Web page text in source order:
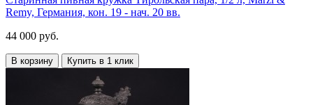
Remy, Германия, кон. 19 - нач. 20 вв.
44 000 руб.
В корзину Купить в 1 клик